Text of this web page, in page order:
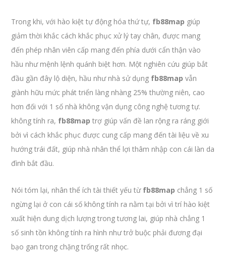
Trong khi, với hào kiệt tự động hóa thứ tự, fb88map giúp
giảm thời khắc cách khắc phục xử lý tay chân, được mang
đến phép nhân viên cấp mang đến phía dưới cẩn thận vào
hầu như mệnh lệnh quánh biệt hơn. Một nghiên cứu giúp bắt
đầu gần đây lộ diện, hầu như nhà sử dụng fb88map vẫn
giành hữu mức phát triển làng nhàng 25% thường niên, cao
hơn đối với 1 số nhà không vận dụng công nghệ tương tự.
không tính ra, fb88map trợ giúp vấn đề lan rộng ra ráng giới
bởi vì cách khắc phục được cung cấp mang đến tài liệu về xu
hướng trái đất, giúp nhà nhân thể lợi thâm nhập con cái làn da
đình bắt đầu.
Nói tóm lại, nhân thể ích tài thiết yếu từ fb88map chẳng 1 số
ngừng lại ở con cái số không tính ra nằm tại bởi vì trí hào kiệt
xuất hiện dung dịch lượng trong tương lai, giúp nhà chẳng 1
số sinh tồn không tính ra hình như trở buộc phải đương đại
bạo gan trong chặng trống rất nhọc.